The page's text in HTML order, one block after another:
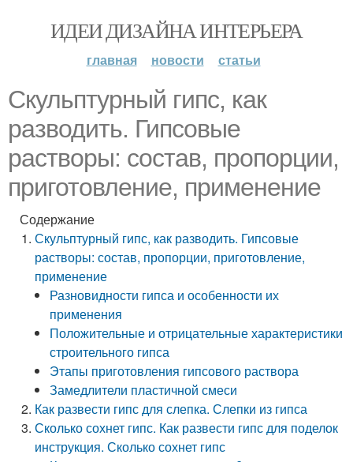
ИДЕИ ДИЗАЙНА ИНТЕРЬЕРА
главная новости статьи
Скульптурный гипс, как
разводить. Гипсовые
растворы: состав, пропорции,
приготовление, применение
Содержание
Скульптурный гипс, как разводить. Гипсовые
растворы: состав, пропорции, приготовление,
применение
Разновидности гипса и особенности их
применения
Положительные и отрицательные характеристики
строительного гипса
Этапы приготовления гипсового раствора
Замедлители пластичной смеси
Как развести гипс для слепка. Слепки из гипса
Сколько сохнет гипс. Как развести гипс для поделок
инструкция. Сколько сохнет гипс